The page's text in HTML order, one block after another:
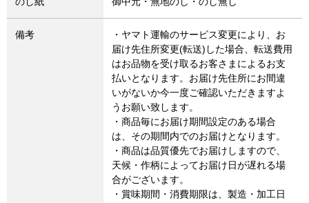
備考
・ヤマト運輸のサービス変更により、お
届け先住所変更(転送)した場合、転送費用
はお品物を受け取るお客さまによるお支
払いとなります。お届け先住所にお間違
いがないか今一度ご確認いただきますよ
うお願い致します。
・商品毎にお届け期間設定のある場合
は、その期間内でのお届けとなります。
・商品は品質優先でお届けしますので、
天候・作柄によってお届け日が遅れる場
合がございます。
・賞味期間・消費期限は、製造・加工日